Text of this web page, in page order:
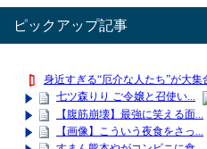
ピックアップ記事